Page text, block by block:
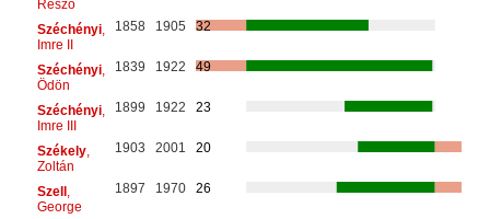
Resző
Széchényi,
Imre II
1858 1905 32
Széchényi,
Ödön
1839 1922 49
Széchényi,
Imre III
1899 1922 23
Székely,
Zoltán
1903 2001 20
Szell,
George
1897 1970 26